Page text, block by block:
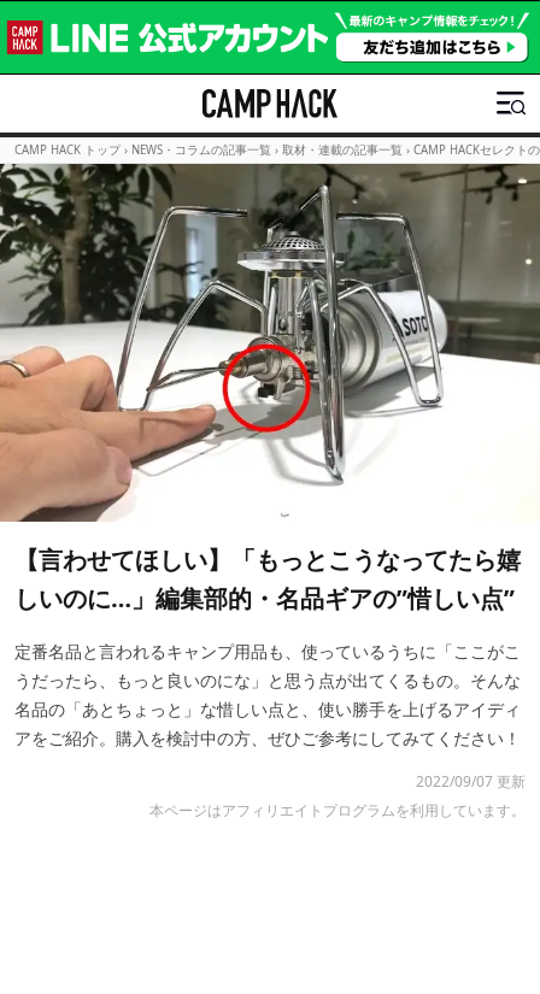
CAMP HACK トップ › NEWS・コラムの記事一覧 › 取材・連載の記事一覧 › CAMP HACKセレクト
【言わせてほしい】「もっとこうなってたら嬉
しいのに…」編集部的・名品ギアの”惜しい点”
定番名品と言われるキャンプ用品も、使っているうちに「ここがこ
うだったら、もっと良いのにな」と思う点が出てくるもの。そんな
名品の「あとちょっと」な惜しい点と、使い勝手を上げるアイディ
アをご紹介。購入を検討中の方、ぜひご参考にしてみてください！
2022/09/07 更新
本ページはアフィリエイトプログラムを利用しています。